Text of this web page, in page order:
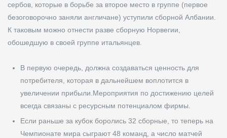
сербов, которые в борьбе за второе место в группе (первое
безоговорочно заняли англичане) уступили сборной Албании.
К таковым можно отнести разве сборную Норвегии,
обошедшую в своей группе итальянцев.
В первую очередь, должна создаваться ценность для
потребителя, которая в дальнейшем воплотится в
увеличении прибыли.Мероприятия по достижению целей
всегда связаны с ресурсным потенциалом фирмы.
Если раньше за кубок боролись 32 сборные, то теперь на
Чемпионате мира сыграют 48 команд, а число матчей